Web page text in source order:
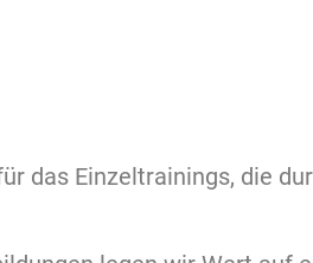
das Einzeltrainings, die